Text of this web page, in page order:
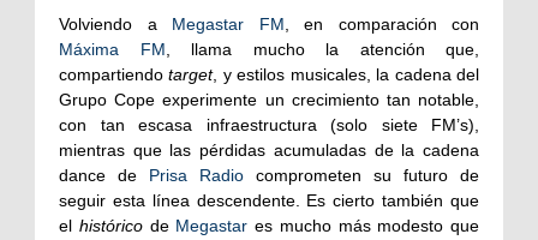
Volviendo a Megastar FM, en comparación con
Máxima FM, llama mucho la atención que,
compartiendotarget, y estilos musicales, la cadena del
Grupo Cope experimente un crecimiento tan notable,
con tan escasa infraestructura (solo siete FM’s),
mientras que las pérdidas acumuladas de la cadena
dance de Prisa Radio comprometen su futuro de
seguir esta línea descendente. Es cierto también que
el históricode Megastar es mucho más modesto que